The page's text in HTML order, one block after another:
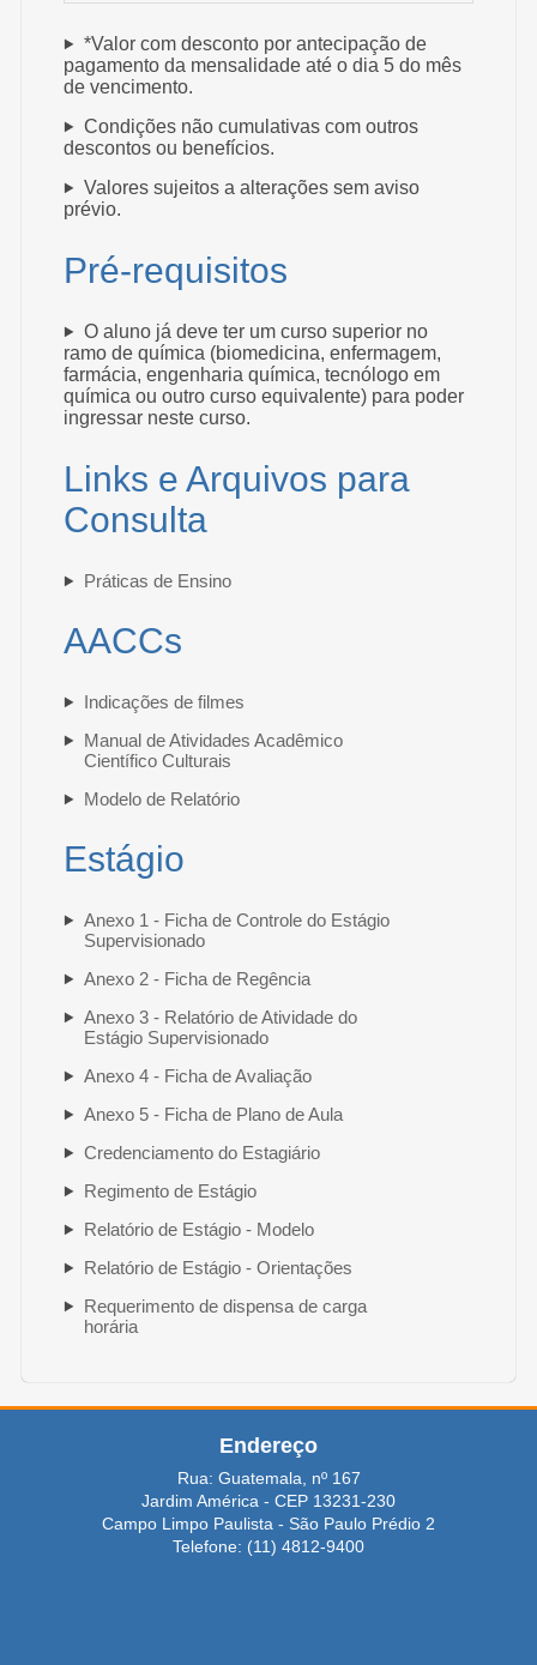
*Valor com desconto por antecipação de
pagamento da mensalidade até o dia 5 do mês
de vencimento.
Condições não cumulativas com outros
descontos ou benefícios.
Valores sujeitos a alterações sem aviso
prévio.
Pré-requisitos
O aluno já deve ter um curso superior no
ramo de química (biomedicina, enfermagem,
farmácia, engenharia química, tecnólogo em
química ou outro curso equivalente) para poder
ingressar neste curso.
Links e Arquivos para
Consulta
Práticas de Ensino
AACCs
Indicações de filmes
Manual de Atividades Acadêmico
Científico Culturais
Modelo de Relatório
Estágio
Anexo 1 - Ficha de Controle do Estágio
Supervisionado
Anexo 2 - Ficha de Regência
Anexo 3 - Relatório de Atividade do
Estágio Supervisionado
Anexo 4 - Ficha de Avaliação
Anexo 5 - Ficha de Plano de Aula
Credenciamento do Estagiário
Regimento de Estágio
Relatório de Estágio - Modelo
Relatório de Estágio - Orientações
Requerimento de dispensa de carga
horária
Endereço
Rua: Guatemala, nº 167
Jardim América - CEP 13231-230
Campo Limpo Paulista - São Paulo Prédio 2
Telefone: (11) 4812-9400